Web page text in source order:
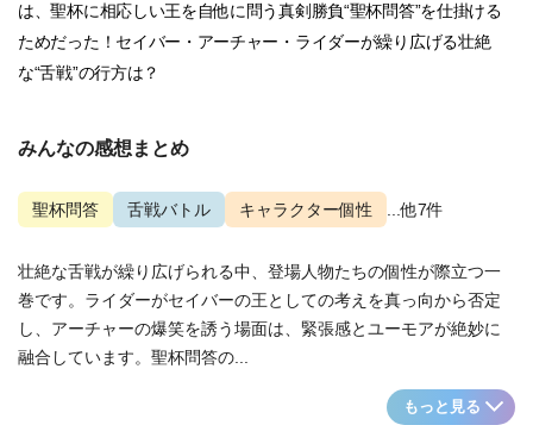
は、聖杯に相応しい王を自他に問う真剣勝負“聖杯問答”を仕掛ける
ためだった！セイバー・アーチャー・ライダーが繰り広げる壮絶
な“舌戦”の行方は？
みんなの感想まとめ
聖杯問答 舌戦バトル キャラクター個性 ...他7件
壮絶な舌戦が繰り広げられる中、登場人物たちの個性が際立つ一
巻です。ライダーがセイバーの王としての考えを真っ向から否定
し、アーチャーの爆笑を誘う場面は、緊張感とユーモアが絶妙に
融合しています。聖杯問答の...
もっと見る